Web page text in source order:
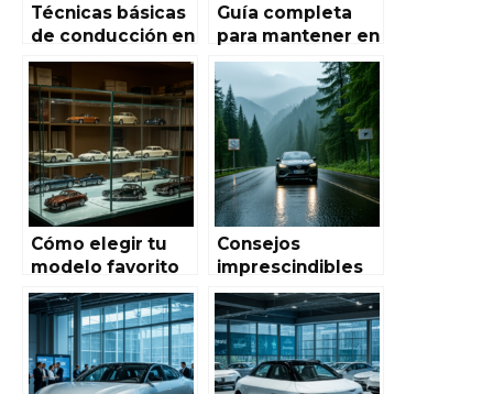
Técnicas básicas
de conducción en
Autoworld de
España: Guía
completa para
principiantes
Guía completa
para mantener en
forma los
modelos vintage
en Autoworld de
España:
conservación,
restauración y
cuidado
Cómo elegir tu
modelo favorito
en Autoworld de
España: Guía
completa para
aficionados y
coleccionistas
Consejos
imprescindibles
para conducir en
condiciones
climáticas
adversas